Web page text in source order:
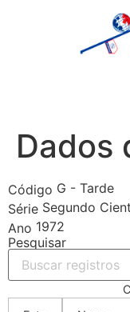
Dados
Código G - Tarde
Série Segundo
Ano 1972
Pesquisar